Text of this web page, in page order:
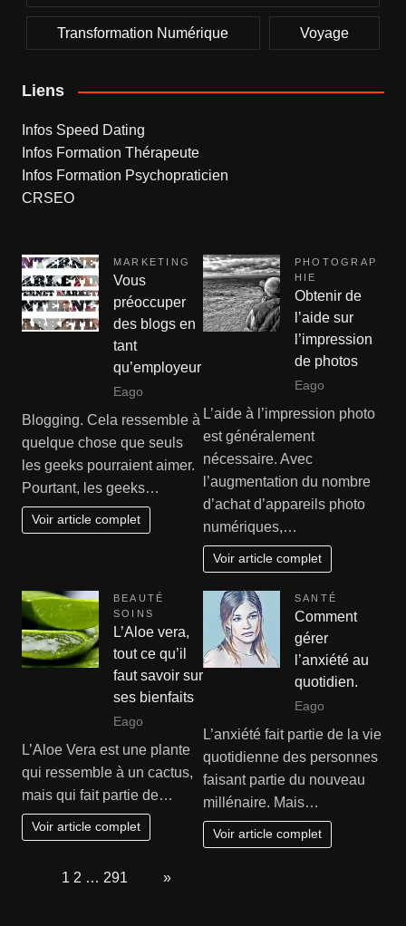
Transformation Numérique Voyage
Liens
Infos Speed Dating
Infos Formation Thérapeute
Infos Formation Psychopraticien
CRSEO
MARKETING
Vous
préoccuper
des blogs en
tant
qu’employeur
Eago
Blogging. Cela ressemble à
quelque chose que seuls
les geeks pourraient aimer.
Pourtant, les geeks…
Voir article complet
PHOTOGRAP
HIE
Obtenir de
l’aide sur
l’impression
de photos
Eago
L’aide à l’impression photo
est généralement
nécessaire. Avec
l’augmentation du nombre
d’achat d’appareils photo
numériques,…
Voir article complet
BEAUTÉ
SOINS
L’Aloe vera,
tout ce qu’il
faut savoir sur
ses bienfaits
Eago
L’Aloe Vera est une plante
qui ressemble à un cactus,
mais qui fait partie de…
Voir article complet
SANTÉ
Comment
gérer
l’anxiété au
quotidien.
Eago
L’anxiété fait partie de la vie
quotidienne des personnes
faisant partie du nouveau
millénaire. Mais…
Voir article complet
1 2 … 291 »